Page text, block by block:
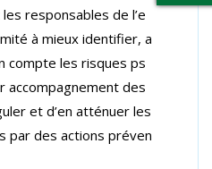
responsables de l’e
à mieux identifier, a
compte les risques ps
accompagnement des
et d’en atténuer les
par des actions préven